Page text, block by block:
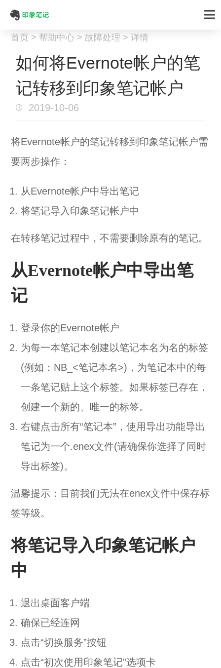
首页 > 帮助中心 > 故障处理 > 详情
如何将Evernote帐户的笔
记转移到印象笔记帐户
2019-10-06
将Evernote帐户的笔记转移到印象笔记帐户需
要两步操作：
从Evernote帐户中导出笔记
将笔记导入印象笔记帐户中
在转移笔记过程中，不需要删除原有的笔记。
从Evernote帐户中导出笔
记
登录你的Evernote帐户
为每一本笔记本创建以笔记本名为名的标签
(例如：NB_<笔记本名>)，为笔记本中的每
一条笔记贴上这个标签。如果标签已存在，
创建一个新的、唯一的标签。
右键点击所有“笔记本”，使用导出功能导出
笔记为一个.enex文件(请确保你选择了同时
导出标签)。
温馨提示：目前我们无法在enex文件中保存标
签等级。
将笔记导入印象笔记帐户
中
退出桌面客户端
确保已经连网
点击“切换服务”按钮
点击“初次使用印象笔记”选项卡